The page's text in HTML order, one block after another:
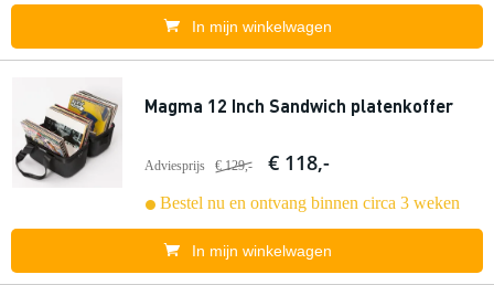
In mijn winkelwagen
Magma 12 Inch Sandwich platenkoffer
Adviesprijs € 129,- € 118,-
Bestel nu en ontvang binnen circa 3 weken
In mijn winkelwagen